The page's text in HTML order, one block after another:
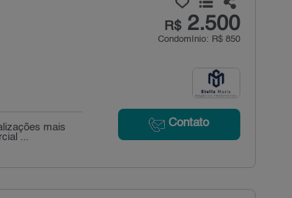
R$2.500
Condomínio: R$ 850
Contato
mais
...